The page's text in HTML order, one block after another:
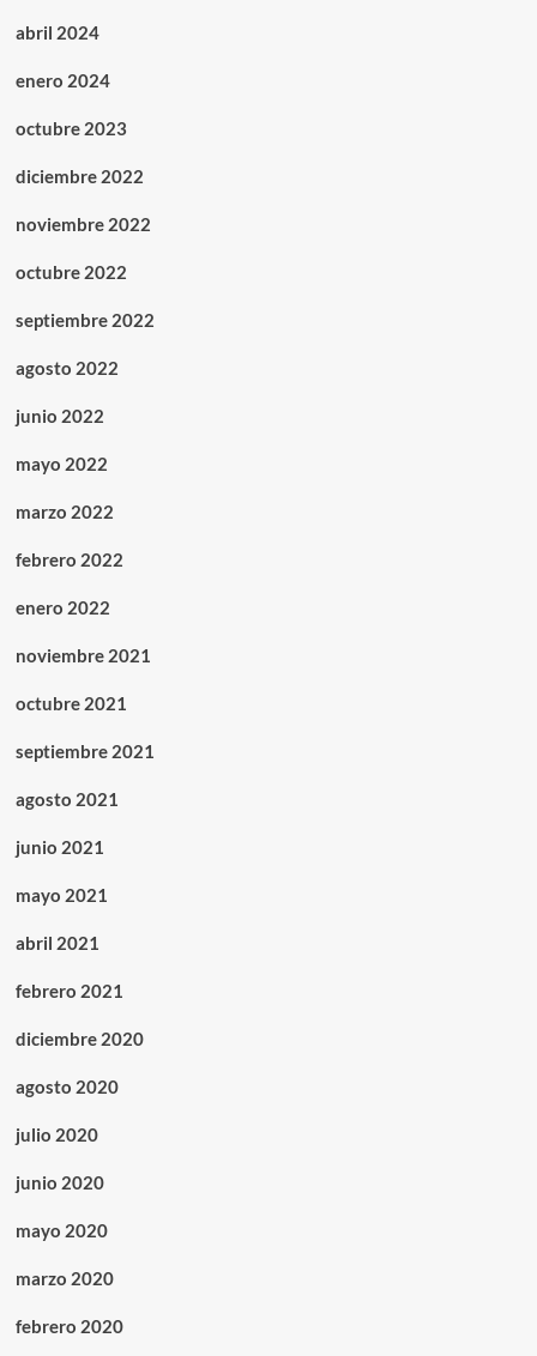
abril 2024
enero 2024
octubre 2023
diciembre 2022
noviembre 2022
octubre 2022
septiembre 2022
agosto 2022
junio 2022
mayo 2022
marzo 2022
febrero 2022
enero 2022
noviembre 2021
octubre 2021
septiembre 2021
agosto 2021
junio 2021
mayo 2021
abril 2021
febrero 2021
diciembre 2020
agosto 2020
julio 2020
junio 2020
mayo 2020
marzo 2020
febrero 2020